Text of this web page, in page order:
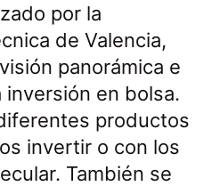
por la
de Valencia,
panorámica e
en bolsa.
productos
invertir o con los
También se